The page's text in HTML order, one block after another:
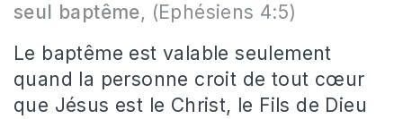
seul baptême, (Ephésiens 4:5)
Le baptême est valable seulement
quand la personne croit de tout cœur
que Jésus est le Christ, le Fils de Dieu